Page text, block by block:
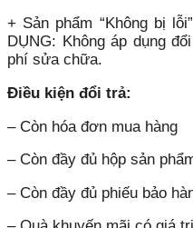
+ Sản phẩm “Không bị
DỤNG: Không áp dụng
phí sửa chữa.
Điều kiện đổi trả:
– Còn hóa đơn mua hàng
– Còn đầy đủ hộp sản
– Còn đầy đủ phiếu bảo